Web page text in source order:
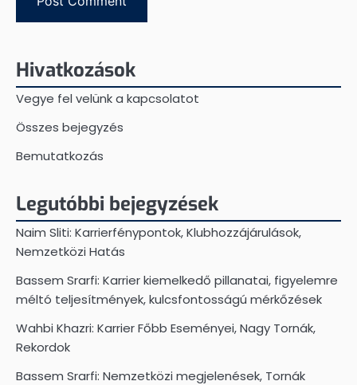
Hivatkozások
Vegye fel velünk a kapcsolatot
Összes bejegyzés
Bemutatkozás
Legutóbbi bejegyzések
Naim Sliti: Karrierfénypontok, Klubhozzájárulások,
Nemzetközi Hatás
Bassem Srarfi: Karrier kiemelkedő pillanatai, figyelemre
méltó teljesítmények, kulcsfontosságú mérkőzések
Wahbi Khazri: Karrier Főbb Eseményei, Nagy Tornák,
Rekordok
Bassem Srarfi: Nemzetközi megjelenések, Tornák